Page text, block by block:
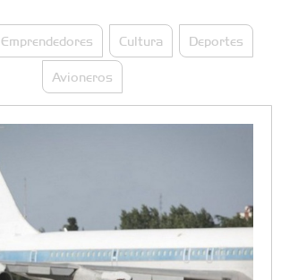
Emprendedores Cultura Deportes
Avioneros